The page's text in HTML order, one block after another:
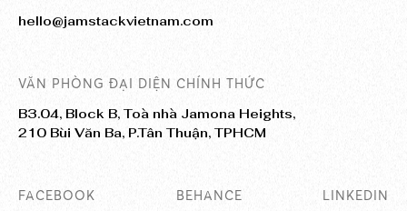
hello@jamstackvietnam.com
VĂN PHÒNG ĐẠI DIỆN CHÍNH THỨC
B3.04, Block B, Toà nhà Jamona Heights,
210 Bùi Văn Ba, P.Tân Thuận, TPHCM
FACEBOOK BEHANCE LINKEDIN